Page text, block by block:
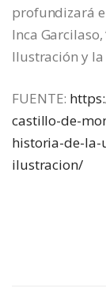
profundizará
Inca Garcilaso,
Ilustración y
FUENTE:
castillo-de-
historia-de-la-
ilustracion/